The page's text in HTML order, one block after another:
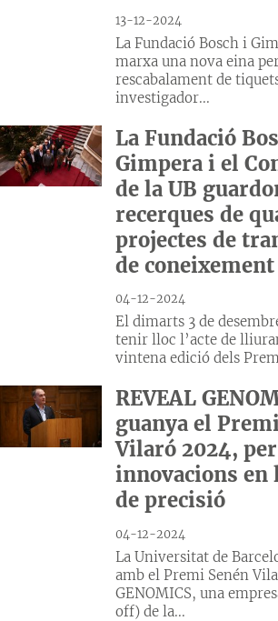
13-12-2024
La Fundació Bosch i
marxa una nova eina
rescabalament de
investigador...
La Fundació
Gimpera i el
de la UB
recerques de
projectes de
de coneixement
04-12-2024
El dimarts 3 de
tenir lloc l’acte de
vintena edició dels
REVEAL
guanya el
Vilaró 2024,
innovacions en
de precisió
04-12-2024
La Universitat de
amb el Premi Senén
GENOMICS, una
off) de la...